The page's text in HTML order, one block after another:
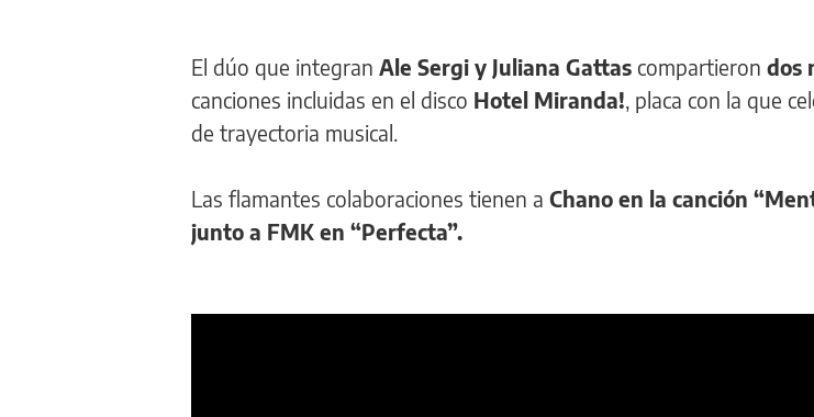
El dúo que integran Ale Sergi y Juliana Gattas compartieron dos
canciones incluidas en el disco Hotel Miranda! , placa con la que
de trayectoria musical.
Las flamantes colaboraciones tienen a Chano en la canción
junto a FMK en “Perfecta”.